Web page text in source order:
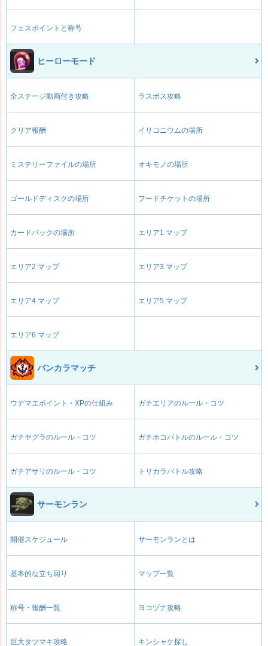
フェスポイントと称号
ヒーローモード
全ステージ動画付き攻略 ラスボス攻略
クリア報酬 イリコニウムの場所
ミステリーファイルの場所 オキモノの場所
ゴールドディスクの場所 フードチケットの場所
カードパックの場所 エリア1 マップ
エリア2 マップ エリア3 マップ
エリア4 マップ エリア5 マップ
エリア6 マップ
バンカラマッチ
ウデマエポイント・XPの仕組み ガチエリアのルール・コツ
ガチヤグラのルール・コツ ガチホコバトルのルール・コツ
ガチアサリのルール・コツ トリカラバトル攻略
サーモンラン
開催スケジュール サーモンランとは
基本的な立ち回り マップ一覧
称号・報酬一覧 ヨコヅナ攻略
巨大タツマキ攻略 キンシャケ探し